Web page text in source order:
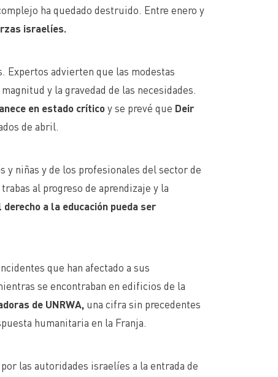
ha quedado destruido. Entre enero y
israelíes.
Expertos advierten que las modestas
y la gravedad de las necesidades.
en estado críticoy se prevé que Deir
de abril.
y niñas y de los profesionales del sector de
al progreso de aprendizaje y la
a la educación pueda ser
que han afectado a sus
se encontraban en edificios de la
de UNRWA, una cifra sin precedentes
humanitaria en la Franja.
las autoridades israelíes a la entrada de